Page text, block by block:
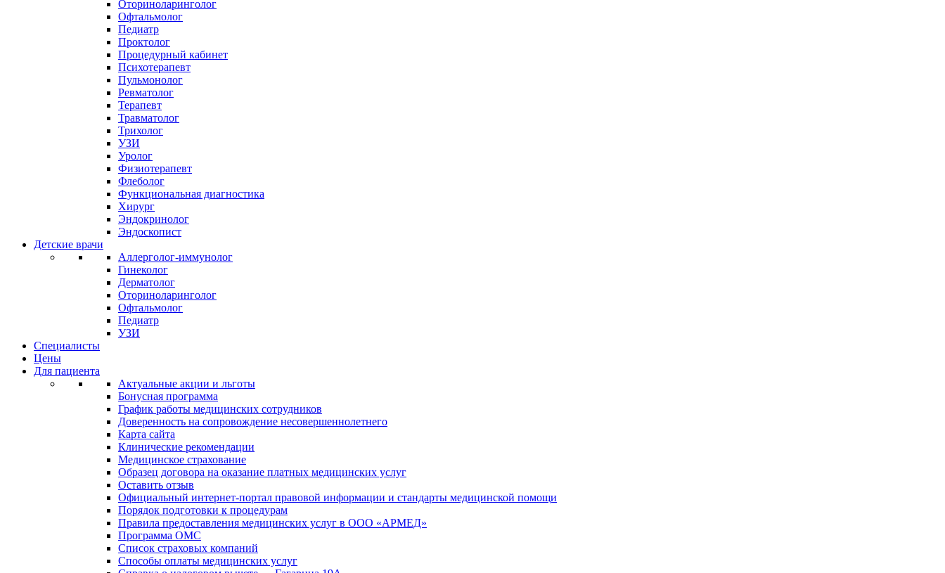
Оториноларинголог
Офтальмолог
Педиатр
Проктолог
Процедурный кабинет
Психотерапевт
Пульмонолог
Ревматолог
Терапевт
Травматолог
Трихолог
УЗИ
Уролог
Физиотерапевт
Флеболог
Функциональная диагностика
Хирург
Эндокринолог
Эндоскопист
Детские врачи
Аллерголог-иммунолог
Гинеколог
Дерматолог
Оториноларинголог
Офтальмолог
Педиатр
УЗИ
Специалисты
Цены
Для пациента
Актуальные акции и льготы
Бонусная программа
График работы медицинских сотрудников
Доверенность на сопровождение несовершеннолетнего
Карта сайта
Клинические рекомендации
Медицинское страхование
Образец договора на оказание платных медицинских услуг
Оставить отзыв
Официальный интернет-портал правовой информации и стандарты медицинской помощи
Порядок подготовки к процедурам
Правила предоставления медицинских услуг в ООО «АРМЕД»
Программа ОМС
Список страховых компаний
Способы оплаты медицинских услуг